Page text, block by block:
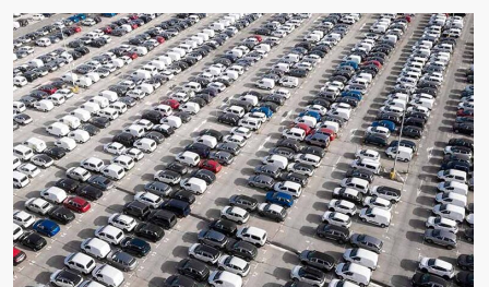
पास
आउट
युवाओं
के
लिए
सुनहरा
अवसर:
शासकीय
आईटीआई
चिरमिरी
में